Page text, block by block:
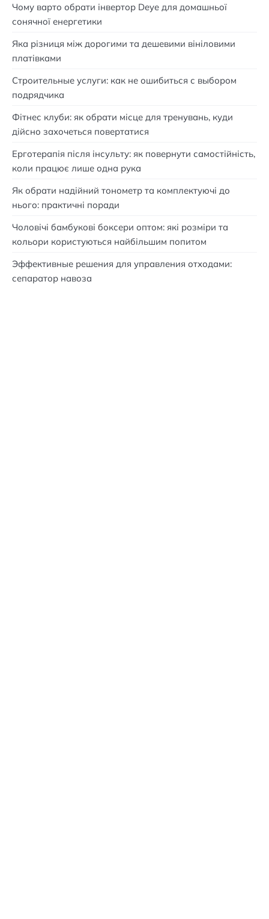
Чому варто обрати інвертор Deye для домашньої
сонячної енергетики
Яка різниця між дорогими та дешевими вініловими
платівками
Строительные услуги: как не ошибиться с выбором
подрядчика
Фітнес клуби: як обрати місце для тренувань, куди
дійсно захочеться повертатися
Ерготерапія після інсульту: як повернути самостійність,
коли працює лише одна рука
Як обрати надійний тонометр та комплектуючі до
нього: практичні поради
Чоловічі бамбукові боксери оптом: які розміри та
кольори користуються найбільшим попитом
Эффективные решения для управления отходами:
сепаратор навоза